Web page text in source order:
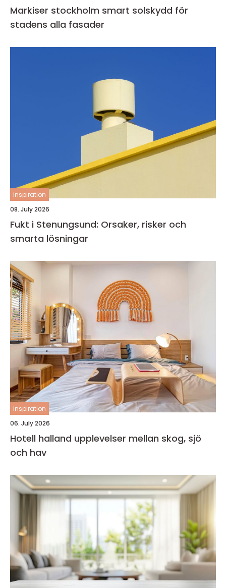
Markiser stockholm smart solskydd för
stadens alla fasader
inspiration
08. July 2026
Fukt i Stenungsund: Orsaker, risker och
smarta lösningar
inspiration
06. July 2026
Hotell halland upplevelser mellan skog, sjö
och hav